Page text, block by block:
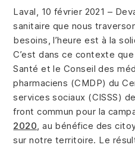
Laval, 10 février 2021 –
sanitaire que nous
besoins, l’heure est à la
C’est dans ce contexte
Santé et le Conseil des
pharmaciens (CMDP) du
services sociaux (CISSS)
front commun pour la
2020, au bénéfice des
sur notre territoire. Le